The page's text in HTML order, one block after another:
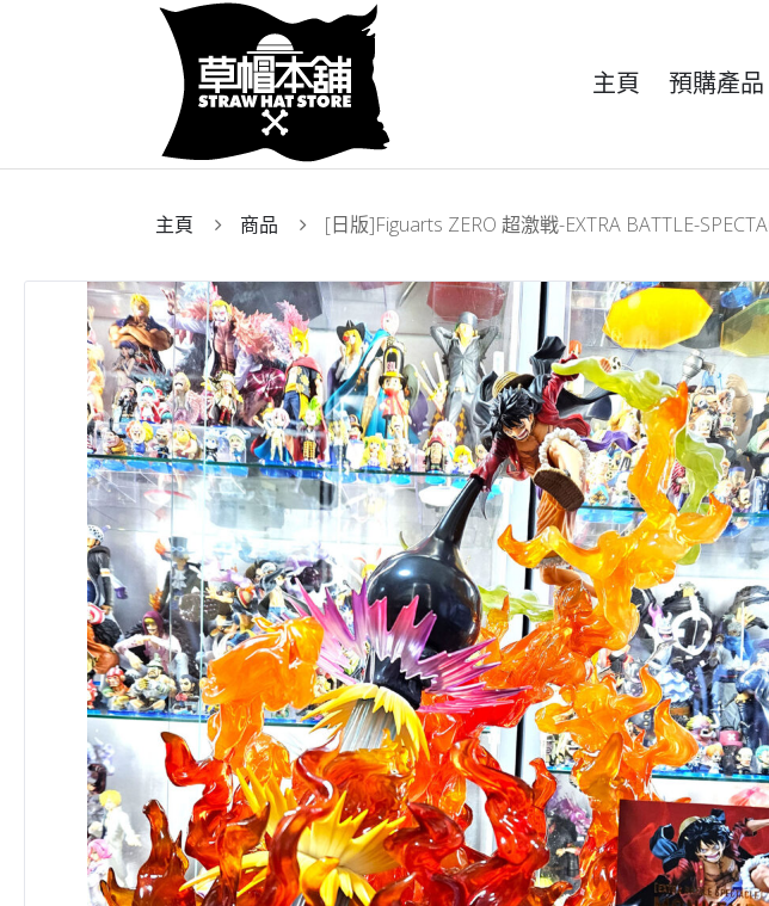
主頁 預購產品
主頁 商品 [日版]Figuarts ZERO 超激戦-EXTRA BATTLE-